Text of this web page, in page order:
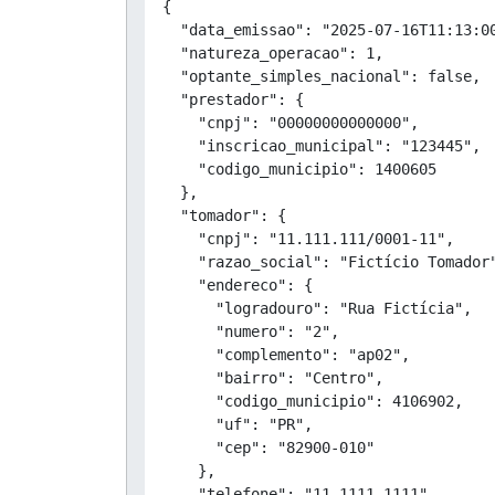
{
"data_emissao": "2025-07-
  "natureza_operacao": 1,
  "optante_simples_nacional": false,
  "prestador": {
    "cnpj": "00000000000000",
    "inscricao_municipal": "123445",
    "codigo_municipio": 1400605
  },
  "tomador": {
    "cnpj": "11.111.111/0001-11",
"razao_social": "Fictício
    "endereco": {
      "logradouro": "Rua Fictícia",
      "numero": "2",
      "complemento": "ap02",
      "bairro": "Centro",
      "codigo_municipio": 4106902,
      "uf": "PR",
      "cep": "82900-010"
    },